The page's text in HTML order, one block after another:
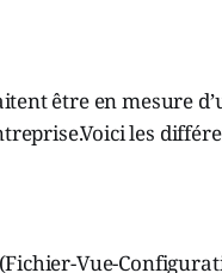
être en mesure
les
Vue-